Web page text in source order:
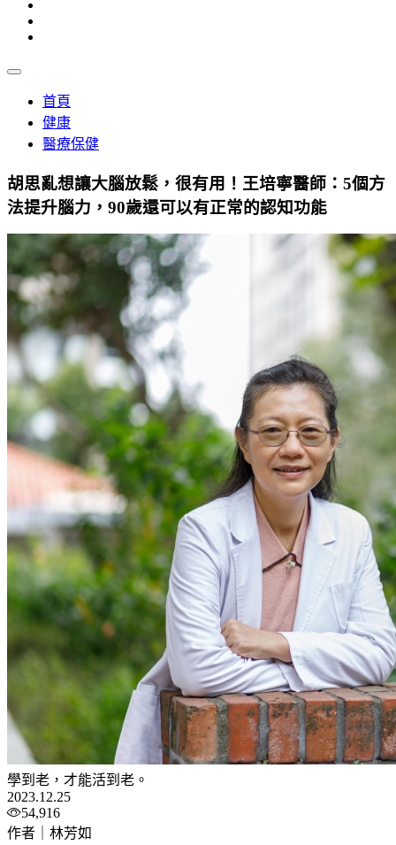
首頁
健康
醫療保健
胡思亂想讓大腦放鬆，很有用！王培寧醫師：5個方
法提升腦力，90歲還可以有正常的認知功能
學到老，才能活到老。
2023.12.25
54,916
作者｜林芳如